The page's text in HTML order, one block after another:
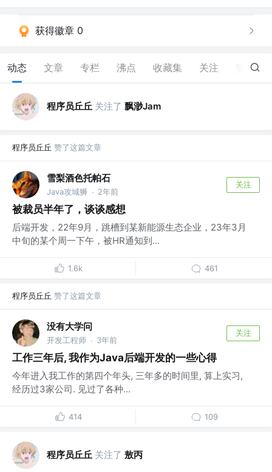
获得徽章 0
动态 文章 专栏 沸点 收藏集 关注 21
程序员丘丘 关注了 飘渺Jam
程序员丘丘 赞了这篇文章
雪梨酒色托帕石
Java攻城狮 · 2年前
关注
被裁员半年了，谈谈感想
后端开发，22年9月，跳槽到某新能源生态企业，23年3月
中旬的某个周一下午，被HR通知到...
1.6k 461
程序员丘丘 赞了这篇文章
没有大学问
开发工程师 · 3年前
关注
工作三年后, 我作为Java后端开发的一些心得
今年进入我工作的第四个年头, 三年多的时间里, 算上实习,
经历过3家公司. 见过了各种...
414 109
程序员丘丘 关注了 敖丙